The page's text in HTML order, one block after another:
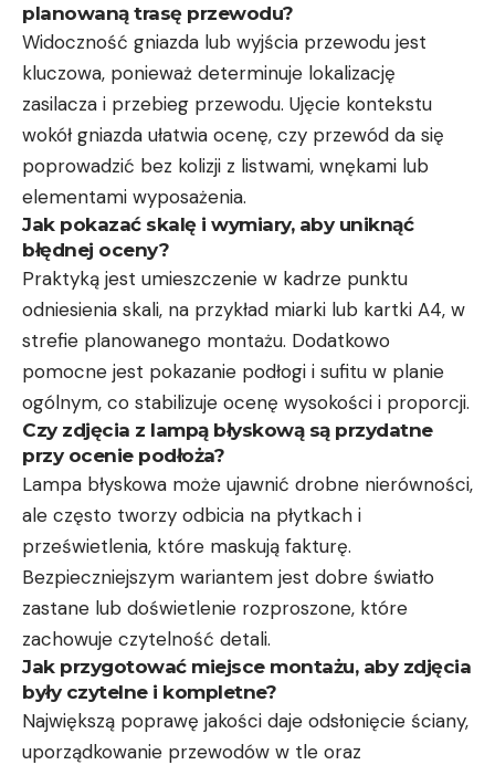
planowaną trasę przewodu?
Widoczność gniazda lub wyjścia przewodu jest
kluczowa, ponieważ determinuje lokalizację
zasilacza i przebieg przewodu. Ujęcie kontekstu
wokół gniazda ułatwia ocenę, czy przewód da się
poprowadzić bez kolizji z listwami, wnękami lub
elementami wyposażenia.
Jak pokazać skalę i wymiary, aby uniknąć
błędnej oceny?
Praktyką jest umieszczenie w kadrze punktu
odniesienia skali, na przykład miarki lub kartki A4, w
strefie planowanego montażu. Dodatkowo
pomocne jest pokazanie podłogi i sufitu w planie
ogólnym, co stabilizuje ocenę wysokości i proporcji.
Czy zdjęcia z lampą błyskową są przydatne
przy ocenie podłoża?
Lampa błyskowa może ujawnić drobne nierówności,
ale często tworzy odbicia na płytkach i
prześwietlenia, które maskują fakturę.
Bezpieczniejszym wariantem jest dobre światło
zastane lub doświetlenie rozproszone, które
zachowuje czytelność detali.
Jak przygotować miejsce montażu, aby zdjęcia
były czytelne i kompletne?
Największą poprawę jakości daje odsłonięcie ściany,
uporządkowanie przewodów w tle oraz